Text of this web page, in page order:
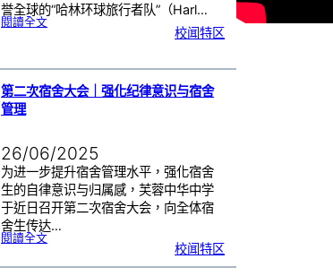
誉全球的“哈林环球旅行者队”（Harl…
閱讀全文:大
血
哈
林
篮
球
中
校闻特区
第二次宿舍大会｜强化纪律意识与宿舍
管理
26/06/2025
为进一步提升宿舍管理水平，强化宿舍
生的自律意识与归属感，芙蓉中华中学
于近日召开第二次宿舍大会，向全体宿
舍生传达…
閱讀全文:第
舍
校闻特区